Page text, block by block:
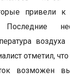
привели
Последние
отметил,
возможен